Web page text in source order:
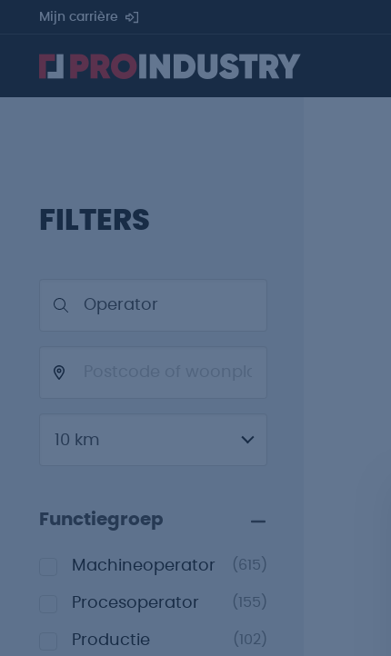
Mijn carrière
FILTERS
Functiegroep
Machineoperator (615)
Procesoperator (155)
Productie (102)